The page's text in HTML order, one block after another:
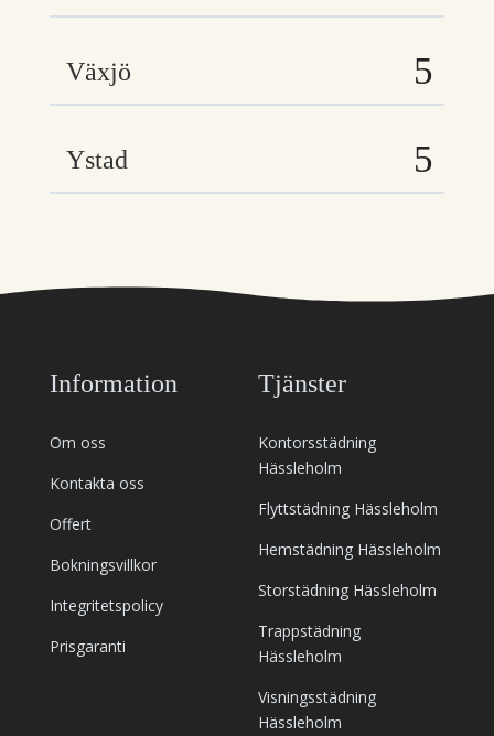
Växjö
Ystad
Information
Om oss
Kontakta oss
Offert
Bokningsvillkor
Integritetspolicy
Prisgaranti
Tjänster
Kontorsstädning
Hässleholm
Flyttstädning Hässleholm
Hemstädning Hässleholm
Storstädning Hässleholm
Trappstädning
Hässleholm
Visningsstädning
Hässleholm